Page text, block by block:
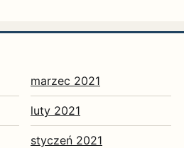
marzec 2021
luty 2021
styczeń 2021